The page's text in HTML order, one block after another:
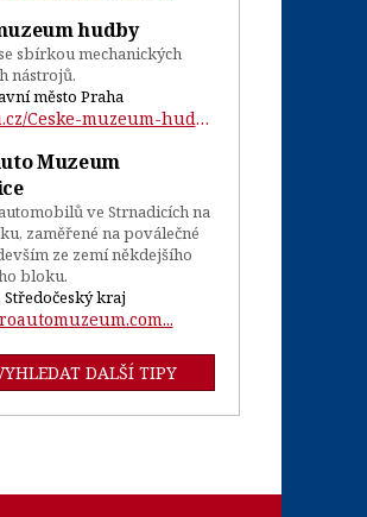
hudby
sbírkou mechanických
nástrojů.
město Praha
www.nm.cz/Ceske-muzeum-hudby/...
Muzeum
ve Strnadicích na
zaměřené na poválečné
ze zemí někdejšího
bloku.
Středočeský kraj
DALŠÍ TIPY